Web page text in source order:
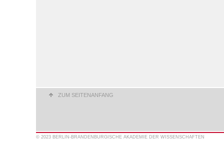
ZUM SEITENANFANG
© 2023 BERLIN-BRANDENBURGISCHE AKADEMIE DER WISSENSCHAFTEN